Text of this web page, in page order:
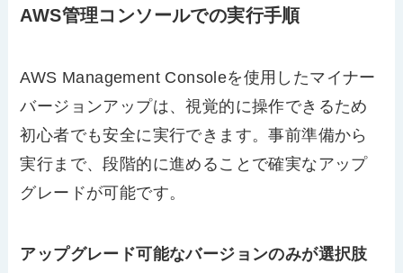
AWS管理コンソールでの実行手順
AWS Management Consoleを使用したマイナー
バージョンアップは、視覚的に操作できるため
初心者でも安全に実行できます。事前準備から
実行まで、段階的に進めることで確実なアップ
グレードが可能です。
アップグレード可能なバージョンのみが選択肢